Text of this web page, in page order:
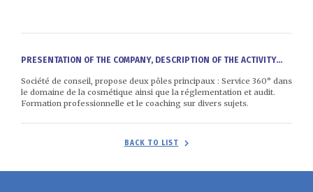
PRESENTATION OF THE COMPANY, DESCRIPTION OF THE ACTIVITY...
Société de conseil, propose deux pôles principaux : Service 360° dans
le domaine de la cosmétique ainsi que la réglementation et audit.
Formation professionnelle et le coaching sur divers sujets.
BACK TO LIST